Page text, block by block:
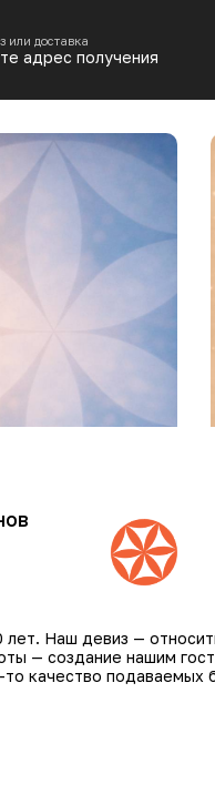
или доставка
адрес получения
Наш девиз —
— создание нашим
качество подаваемых